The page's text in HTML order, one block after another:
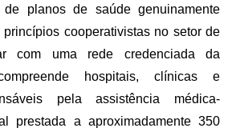
planos de saúde genuinamente
princípios cooperativistas no setor de
com uma rede credenciada da
hospitais, clínicas e
pela assistência médica-
prestada a aproximadamente 350